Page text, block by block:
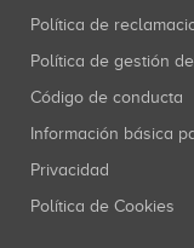
Política de
Política de gestión
Código de conducta
Información básica
Privacidad
Política de Cookies